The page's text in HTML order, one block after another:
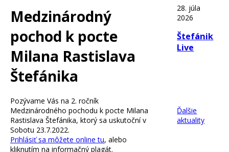
Medzinárodný
pochod k pocte
Milana Rastislava
Štefánika
Pozývame Vás na 2. ročník
Medzinárodného pochodu k pocte Milana
Rastislava Štefánika, ktorý sa uskutoční v
Sobotu 23.7.2022.
Prihlásiť sa môžete online tu, alebo
kliknutím na informačný plagát.
28. júla
2026
Štefánik
Live
Ďalšie
aktuality